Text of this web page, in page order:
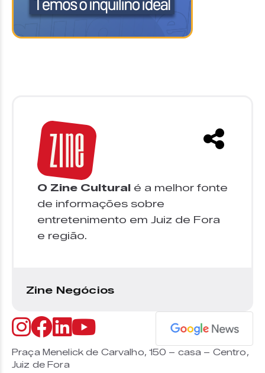
O Zine Cultural é a melhor fonte
de informações sobre
entretenimento em Juiz de Fora
e região.
Zine Negócios
Praça Menelick de Carvalho, 150 – casa – Centro,
Juiz de Fora